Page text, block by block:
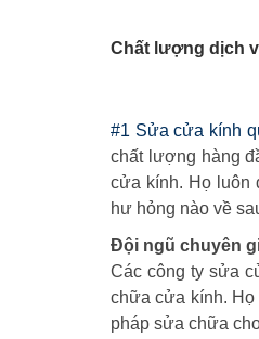
Chất lượng dịch
#1 Sửa cửa kính
chất lượng hàng
cửa kính. Họ luôn
hư hỏng nào về
Đội ngũ chuyên
Các công ty sửa
chữa cửa kính. Họ
pháp sửa chữa